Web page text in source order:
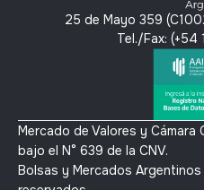
Youtube25 de Mayo 359
Tel./Fax: (+54
Mercado de Valores y
bajo el N° 639 de la CNV.
Bolsas y Mercados